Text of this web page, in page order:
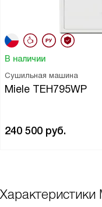
В наличии
Сушильная машина
Miele TEH795WP
240 500 руб.
Характеристики